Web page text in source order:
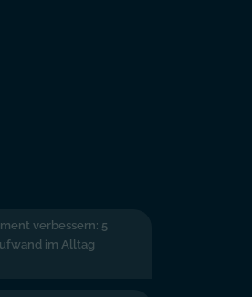
verbessern: 5
im Alltag